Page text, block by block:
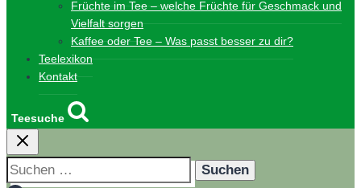
Früchte im Tee – welche Früchte für Geschmack und
Vielfalt sorgen
Kaffee oder Tee – Was passt besser zu dir?
Teelexikon
Kontakt
Teesuche
Suchen